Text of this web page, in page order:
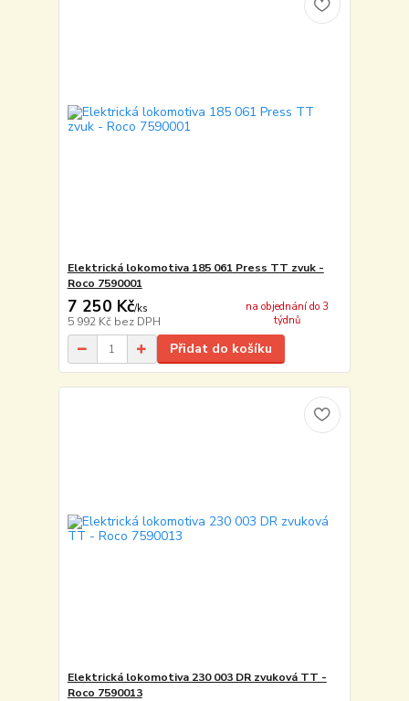
Elektrická lokomotiva 185 061 Press TT zvuk -
Roco 7590001
7 250 Kč/ks
5 992 Kč bez DPH
na objednání do 3
týdnů
Přidat do košíku
Elektrická lokomotiva 230 003 DR zvuková TT -
Roco 7590013